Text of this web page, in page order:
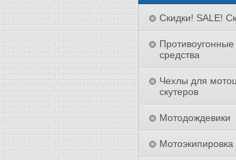
Скидки! SALE!
Противоугонные
средства
Чехлы для
скутеров
Мотодождевики
Мотоэкипировка